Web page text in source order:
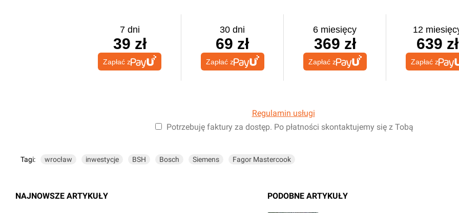
7 dni
39 zł
Zapłać z
30 dni
69 zł
Zapłać z
6 miesięcy
369 zł
Zapłać z
12
639 zł
Zapłać z
Regulamin usługi
Potrzebuję faktury za dostęp. Po płatności skontaktujemy się z Tobą
Tagi: wrocław inwestycje BSH Bosch Siemens Fagor Mastercook
NAJNOWSZE ARTYKUŁY PODOBNE ARTYKUŁY